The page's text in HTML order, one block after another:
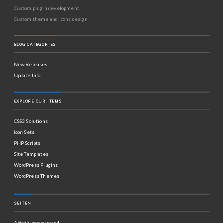
Custom plugin development
Custom theme and icons design
BLOG CATEGORIES
New Releases
Update Info
EXPLORE OUR ITEMS
CSS3 Solutions
Icon Sets
PHP Scripts
Site Templates
WordPress Plugins
WordPress Themes
SEITEN